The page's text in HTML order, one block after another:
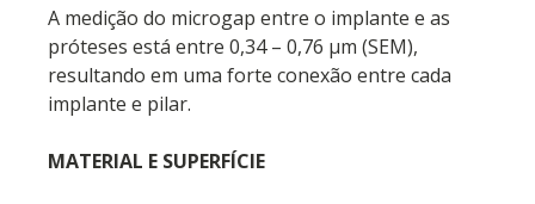
A medição do microgap entre o implante e as
próteses está entre 0,34 – 0,76 µm (SEM),
resultando em uma forte conexão entre cada
implante e pilar.
MATERIAL E SUPERFÍCIE